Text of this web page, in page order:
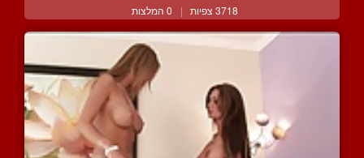
3718 צפיות | 0 המלצות